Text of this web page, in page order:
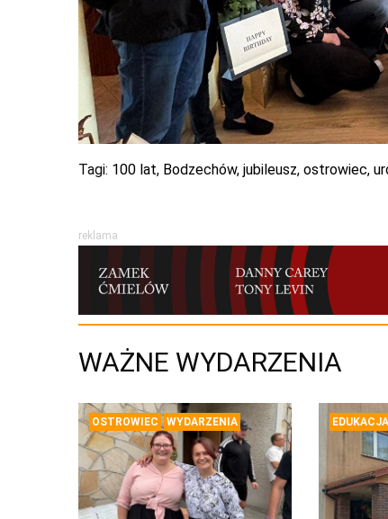
Tagi: 100 lat, Bodzechów, jubileusz, ostrowiec,
reklama
WAŻNE WYDARZENIA
OSTROWIEC WYDARZENIA EDUKACJA